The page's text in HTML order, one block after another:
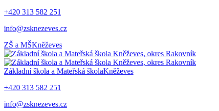
+420 313 582 251
info@zsknezeves.cz
ZŠ a MŠKněževes
Základní škola a Mateřská školaKněževes
+420 313 582 251
info@zsknezeves.cz